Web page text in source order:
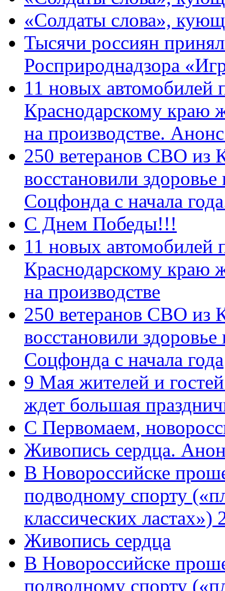
«Солдаты слова»,
Тысячи россиян
Росприроднадзора
11 новых автомобилей
Краснодарскому краю
на производстве.
250 ветеранов СВО из
восстановили
Соцфонда с начала
С Днем Победы!!!
11 новых автомобилей
Краснодарскому краю
на производстве
250 ветеранов СВО из
восстановили
Соцфонда с начала года
9 Мая жителей и
ждет большая
C Первомаем,
Живопись сердца.
В Новороссийске
подводному спорту
классических
Живопись сердца
В Новороссийске
подводному спорту